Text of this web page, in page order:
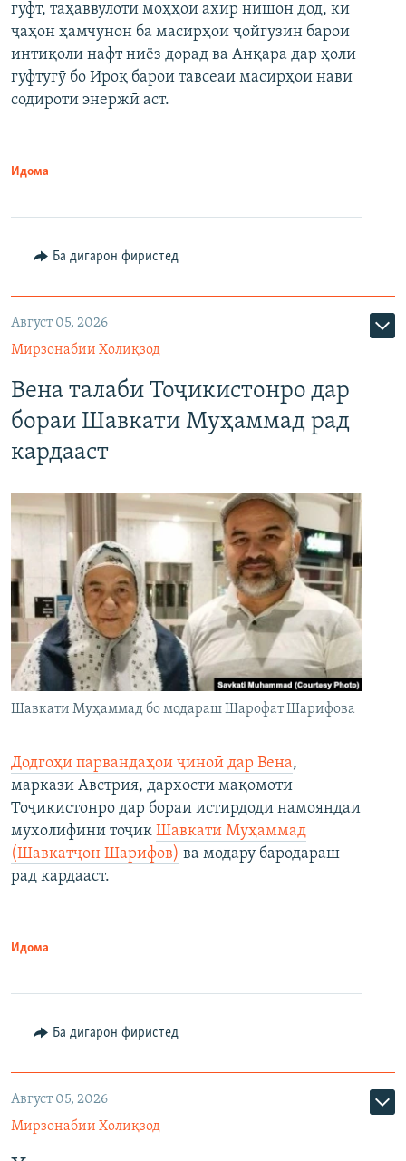
гуфт, таҳаввулоти моҳҳои ахир нишон дод, ки
ҷаҳон ҳамчунон ба масирҳои ҷойгузин барои
интиқоли нафт ниёз дорад ва Анқара дар ҳоли
гуфтугӯ бо Ироқ барои тавсеаи масирҳои нави
содироти энержӣ аст.
Идома
Ба дигарон фиристед
Август 05, 2026
Мирзонабии Холиқзод
Вена талаби Тоҷикистонро дар
бораи Шавкати Муҳаммад рад
кардааст
Шавкати Муҳаммад бо модараш Шарофат Шарифова
Додгоҳи парвандаҳои ҷиноӣ дар Вена,
маркази Австрия, дархости мақомоти
Тоҷикистонро дар бораи истирдоди намояндаи
мухолифини тоҷик Шавкати Муҳаммад
(Шавкатҷон Шарифов) ва модару бародараш
рад кардааст.
Идома
Ба дигарон фиристед
Август 05, 2026
Мирзонабии Холиқзод